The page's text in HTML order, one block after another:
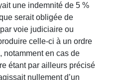
une indemnité de 5 %
serait obligée de
voie judiciaire ou
celle-ci à un ordre
notamment en cas de
étant par ailleurs précisé
nullement d’un